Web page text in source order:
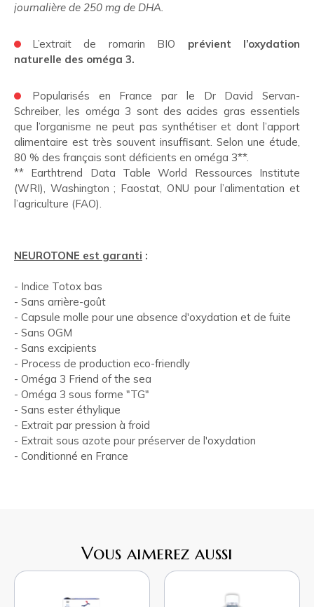
journalière de 250 mg de DHA.
L’extrait de romarin BIO prévient l’oxydation
naturelle des oméga 3.
Popularisés en France par le Dr David Servan-
Schreiber, les oméga 3 sont des acides gras essentiels
que l’organisme ne peut pas synthétiser et dont l’apport
alimentaire est très souvent insuffisant. Selon une étude,
80 % des français sont déficients en oméga 3**.
** Earthtrend Data Table World Ressources Institute
(WRI), Washington ; Faostat, ONU pour l’alimentation et
l’agriculture (FAO).
NEUROTONE est garanti :
- Indice Totox bas
- Sans arrière-goût
- Capsule molle pour une absence d'oxydation et de fuite
- Sans OGM
- Sans excipients
- Process de production eco-friendly
- Oméga 3 Friend of the sea
- Oméga 3 sous forme "TG"
- Sans ester éthylique
- Extrait par pression à froid
- Extrait sous azote pour préserver de l'oxydation
- Conditionné en France
Vous aimerez aussi